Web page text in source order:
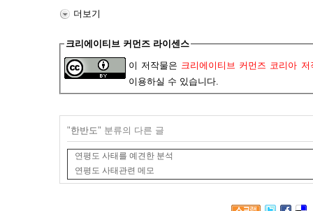
더보기
크리에이티브 커먼즈 라이센스
이 저작물은 크리에이티브 커먼즈 코리아
이용하실 수 있습니다.
"한반도" 분류의 다른 글
연평도 사태를 예견한 분석
연평도 사태관련 메모